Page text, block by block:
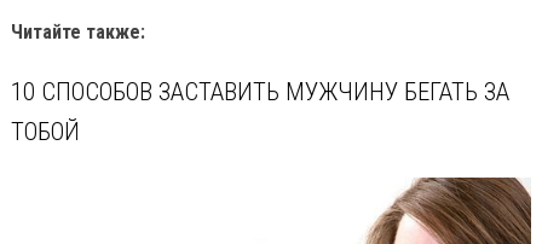
Читайте также:
10 СПОСОБОВ ЗАСТАВИТЬ МУЖЧИНУ БЕГАТЬ ЗА
ТОБОЙ